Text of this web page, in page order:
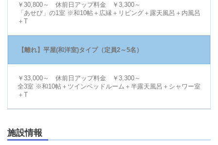
￥30,800～ 休前日アップ料金 ￥3,300～
「あせび」の1室 ※和10帖＋広縁＋リビング＋露天風呂＋内風呂
＋T
【離れ】平屋(和洋室)タイプ（定員2～5名）
￥33,000～ 休前日アップ料金 ￥3,300～
全3室 ※和10帖＋ツインベッドルーム＋半露天風呂＋シャワー室
＋T
施設情報